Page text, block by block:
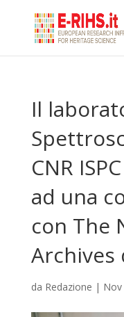
Il
CNR
ad una
con The
Archives
da Redazione |